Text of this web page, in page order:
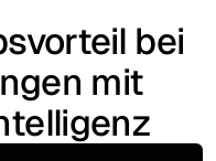
bei
mit